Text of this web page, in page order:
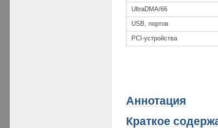
UltraDMA/66
USB, портов
PCI-устройства
Аннотация
Краткое